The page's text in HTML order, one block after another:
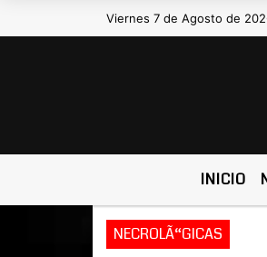
Viernes 7 de Agosto deHoy
INICIO
NECROLÃ“GICAS